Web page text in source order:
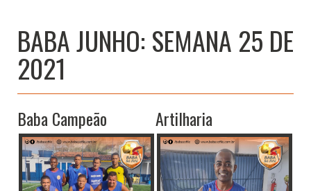
BABA JUNHO: SEMANA 25 DE
2021
Baba Campeão Artilharia